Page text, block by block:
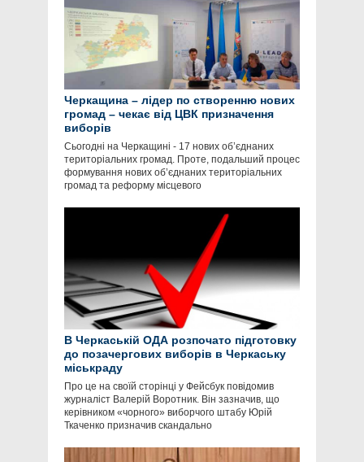
Черкащина – лідер по створенню нових
громад – чекає від ЦВК призначення
виборів
Сьогодні на Черкащині - 17 нових об’єднаних
територіальних громад. Проте, подальший процес
формування нових об’єднаних територіальних
громад та реформу місцевого
В Черкаській ОДА розпочато підготовку
до позачергових виборів в Черкаську
міськраду
Про це на своїй сторінці у Фейсбук повідомив
журналіст Валерій Воротник. Він зазначив, що
керівником «чорного» виборчого штабу Юрій
Ткаченко призначив скандально